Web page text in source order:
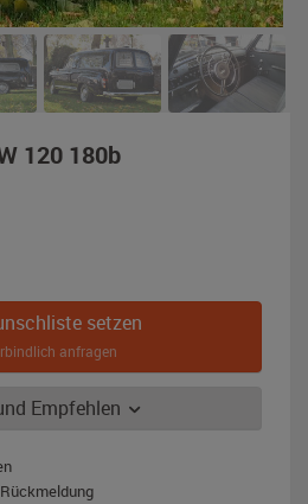
120 180b,
setzen
anfragen
Empfehlen